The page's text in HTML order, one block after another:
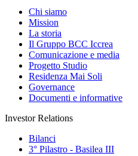
Chi siamo
Mission
La storia
Il Gruppo BCC Iccrea
Comunicazione e media
Progetto Studio
Residenza Mai Soli
Governance
Documenti e informative
Investor Relations
Bilanci
3° Pilastro - Basilea III